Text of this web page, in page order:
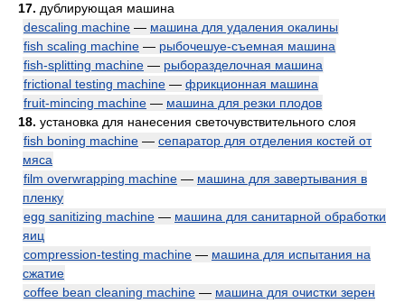
17. дублирующая машина
descaling machine — машина для удаления окалины
fish scaling machine — рыбочешуе-съемная машина
fish-splitting machine — рыборазделочная машина
frictional testing machine — фрикционная машина
fruit-mincing machine — машина для резки плодов
18. установка для нанесения светочувствительного слоя
fish boning machine — сепаратор для отделения костей от
мяса
film overwrapping machine — машина для завертывания в
пленку
egg sanitizing machine — машина для санитарной обработки
яиц
compression-testing machine — машина для испытания на
сжатие
coffee bean cleaning machine — машина для очистки зерен